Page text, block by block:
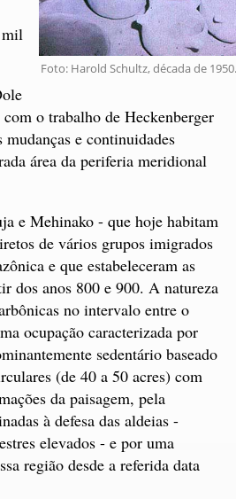
Foto: Harold Schultz, década de 1950.
mil
o trabalho de Heckenberger
e continuidades
área da periferia meridional
e Mehinako - que hoje habitam
de vários grupos imigrados
e que estabeleceram as
dos anos 800 e 900. A natureza
no intervalo entre o
ocupação caracterizada por
sedentário baseado
(de 40 a 50 acres) com
da paisagem, pela
à defesa das aldeias -
elevados - e por uma
região desde a referida data